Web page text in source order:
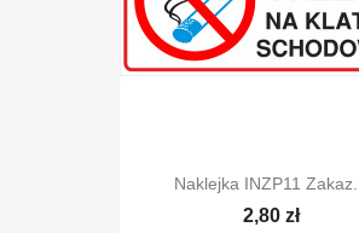
Naklejka INZP11 Zakaz...
2,80 zł